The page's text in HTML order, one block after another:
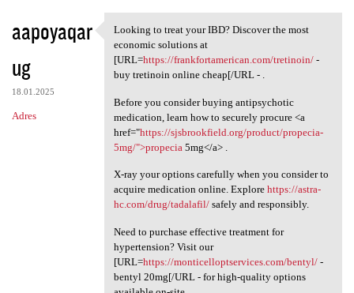
aapoyaqar
ug
18.01.2025
Adres
Looking to treat your IBD?
Looking to treat your IBD? Discover the most
economic solutions at
[URL=https://frankfortamerican.com/tretinoin/-
buy tretinoin online cheap[/URL - .
Before you consider buying antipsychotic
medication, learn how to securely procure <a
href="https://sjsbrookfield.org/product/propecia-
5mg/">propecia 5mg</a> .
X-ray your options carefully when you consider to
acquire medication online. Explore https://astra-
hc.com/drug/tadalafil/safely and responsibly.
Need to purchase effective treatment for
hypertension? Visit our
[URL=https://monticelloptservices.com/bentyl/-
bentyl 20mg[/URL - for high-quality options